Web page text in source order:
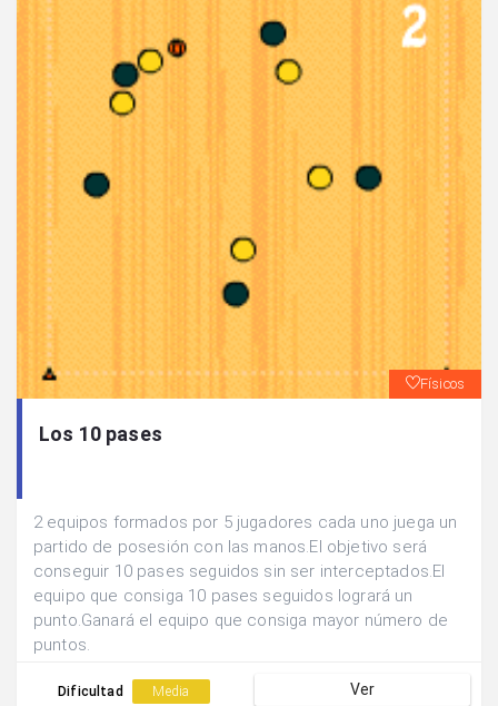
Físicos
Los 10 pases
2 equipos formados por 5 jugadores cada uno juega un
partido de posesión con las manos.El objetivo será
conseguir 10 pases seguidos sin ser interceptados.El
equipo que consiga 10 pases seguidos logrará un
punto.Ganará el equipo que consiga mayor número de
puntos.
Dificultad Media Ver